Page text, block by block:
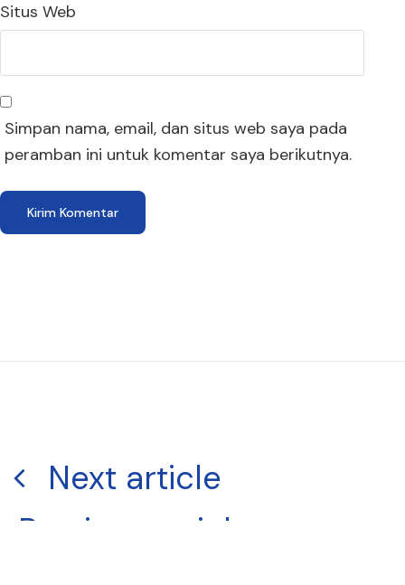
Situs Web
Simpan nama, email, dan situs web saya pada
peramban ini untuk komentar saya berikutnya.
Next article
Previous article